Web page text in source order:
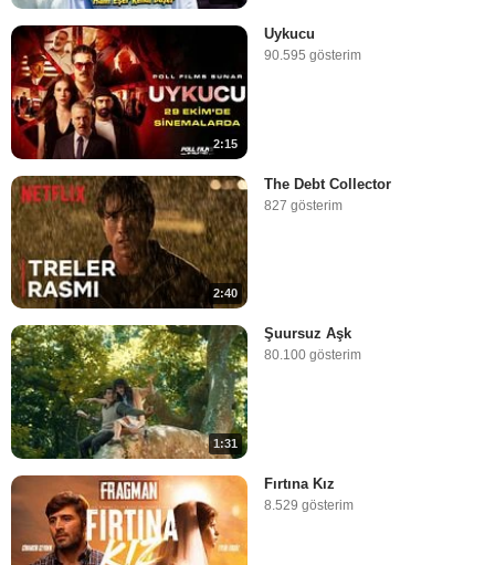
2:15
Uykucu
90.595 gösterim
2:40
The Debt Collector
827 gösterim
1:31
Şuursuz Aşk
80.100 gösterim
Fırtına Kız
8.529 gösterim